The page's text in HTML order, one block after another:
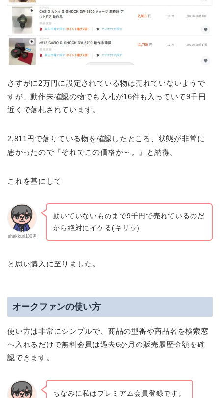
さすがに2万円に設定されている物は売れていないようで
すが、動作未確認の物でも入札が16件も入っていて9千円
近くで落札されています。
2,811円で落りている物を確認したところ、状態が非常に
悪かったので『それでこの価格か～。』と納得。
これを基にして
shakkuri100男
動いていないものまで9千円で売れているのだ
から絶対にイケる(キリッ)
と思い購入に至りました。
オークファンの使い方
使い方は非常にシンプルで、商品の型番や商品名を検索窓
へ入れるだけで無料会員は過去6か月の販売履歴金額を確
認できます。
ちなみに私はプレミアム会員登録です。